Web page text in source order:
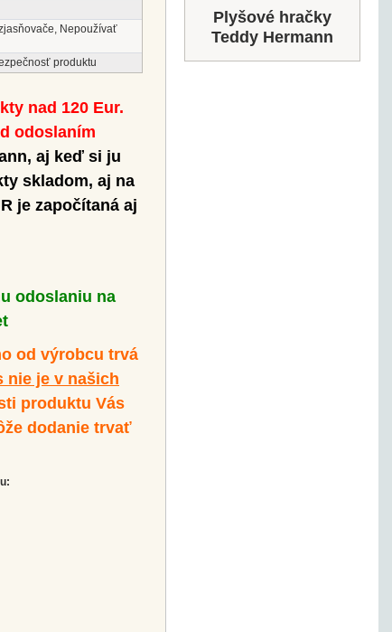
Nepoužívať
produktu
nad 120 Eur.
odoslaním
aj keď si ju
skladom, aj na
je započítaná aj
odoslaniu na
od výrobcu trvá
nie je v našich
produktu Vás
dodanie trvať
Plyšové hračky
Teddy Hermann